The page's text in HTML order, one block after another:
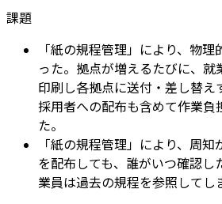
課題
「紙の規程管理」により、物
った。拠点が増えるたびに、就
印刷し各拠点に送付・差し替え
採用者への配布も含めて作業負
た。
「紙の規程管理」により、周
を配布しても、誰がいつ確認し
業員は過去の規程を参照してし